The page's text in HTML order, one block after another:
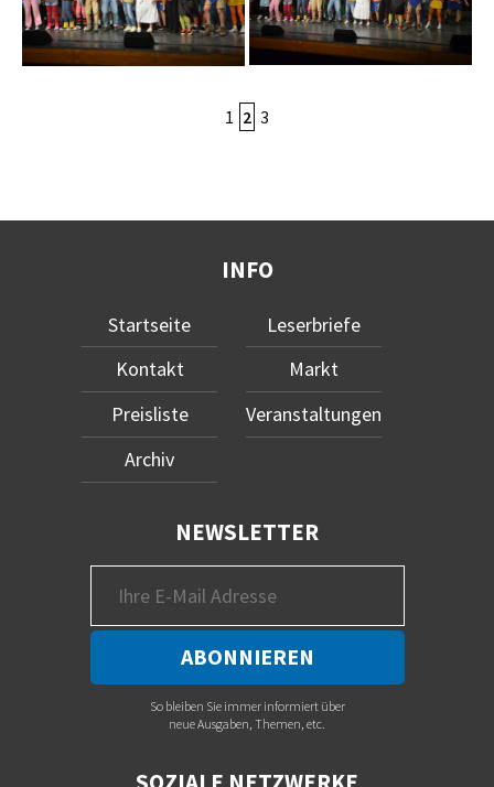
1 2 3
INFO
Startseite
Kontakt
Preisliste
Archiv
Leserbriefe
Markt
Veranstaltungen
NEWSLETTER
So bleiben Sie immer informiert über
neue Ausgaben, Themen, etc.